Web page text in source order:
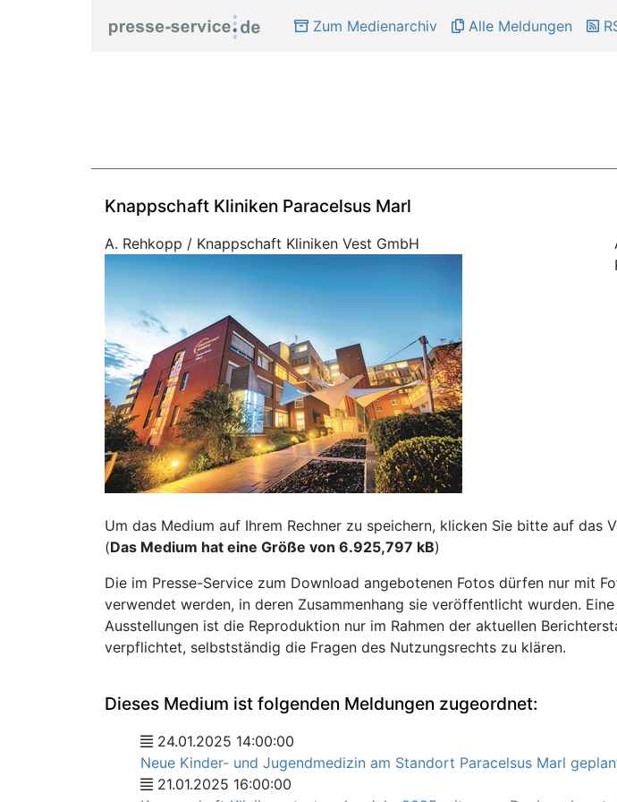
Zum Medienarchiv Alle Meldungen
Knappschaft Kliniken Paracelsus Marl
A. Rehkopp / Knappschaft Kliniken Vest GmbH
Um das Medium auf Ihrem Rechner zu speichern, klicken Sie bitte auf das
(Das Medium hat eine Größe von 6.925,797 kB)
Die im Presse-Service zum Download angebotenen Fotos dürfen nur mit
verwendet werden, in deren Zusammenhang sie veröffentlicht wurden.
Ausstellungen ist die Reproduktion nur im Rahmen der aktuellen
verpflichtet, selbstständig die Fragen des Nutzungsrechts zu klären.
Dieses Medium ist folgenden Meldungen zugeordnet:
24.01.2025 14:00:00
Neue Kinder- und Jugendmedizin am Standort Paracelsus Marl
21.01.2025 16:00:00